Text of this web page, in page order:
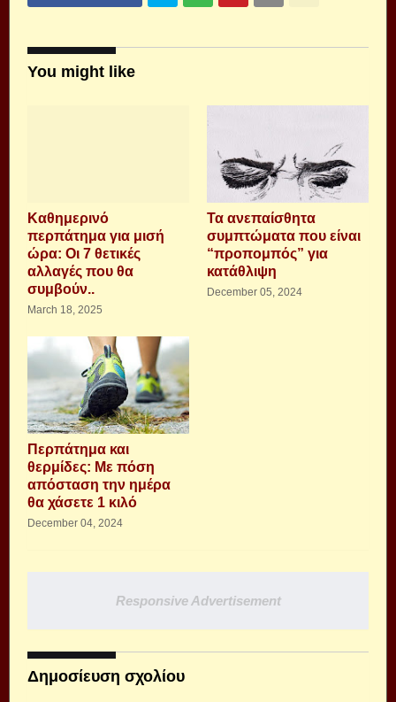
You might like
Καθημερινό
περπάτημα για μισή
ώρα: Οι 7 θετικές
αλλαγές που θα
συμβούν..
March 18, 2025
Τα ανεπαίσθητα
συμπτώματα που είναι
“προπομπός” για
κατάθλιψη
December 05, 2024
Περπάτημα και
θερμίδες: Με πόση
απόσταση την ημέρα
θα χάσετε 1 κιλό
December 04, 2024
Responsive Advertisement
Δημοσίευση σχολίου